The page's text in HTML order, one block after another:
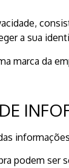
a sua
marca da
podem ser